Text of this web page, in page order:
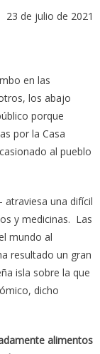
23 de julio de 2021
en las
los abajo
porque
por la Casa
al pueblo
atraviesa una difícil
y medicinas. Las
mundo al
resultado un gran
isla sobre la que
dicho
alimentos